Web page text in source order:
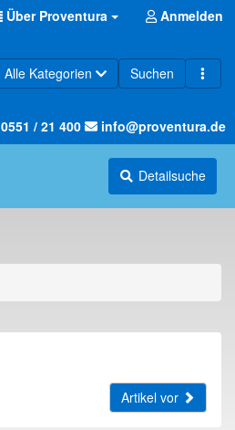
Über Proventura Anmelden
Alle Kategorien Suchen
0551 / 21 400 info@proventura.de
Detailsuche
Artikel vor